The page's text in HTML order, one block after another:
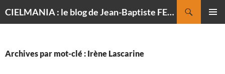
CIELMANIA : le blog de Jean-Baptiste FELDMANN, photographe du ciel
Archives par mot-clé : Irène Lascarine